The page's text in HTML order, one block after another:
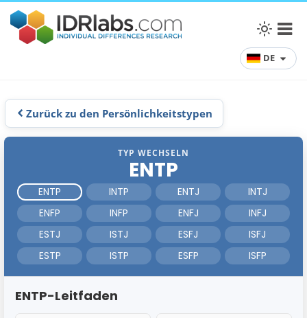
DE
Zurück zu den Persönlichkeitstypen
TYP WECHSELN
ENTP
ENTP INTP ENTJ
INTJ
ENFP
INFP ENFJ
INFJ
ESTJ
ISTJ ESFJ
ISFJ
ESTP
ISTP ESFP ISFP
ENTP-Leitfaden